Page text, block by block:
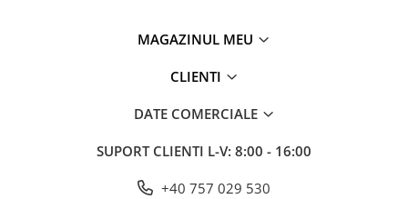
MAGAZINUL MEU
CLIENTI
DATE COMERCIALE
SUPORT CLIENTI L-V: 8:00 - 16:00
+40 757 029 530